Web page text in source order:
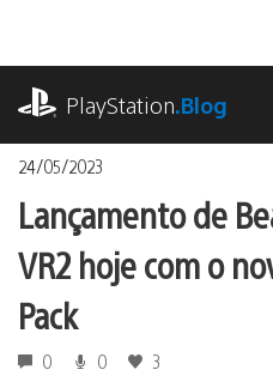
o
conteúdo
PlayStation.Blog
24/05/2023
Lançamento de
VR2 hoje com o
Pack
0 0 3